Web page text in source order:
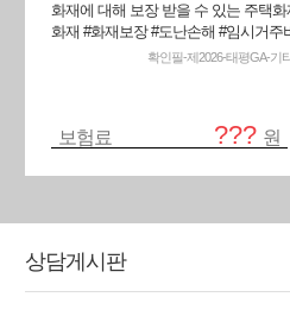
화재에 대해 보장 받을 수 있는 주택
화재 #화재보장 #도난손해 #임시거주
확인필-제2026-태평GA-기
보험료 ??? 원
상담게시판